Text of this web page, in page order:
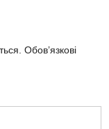
Обов’язкові